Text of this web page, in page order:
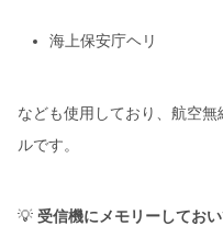
海上保安庁ヘリ
なども使用しており、航空
ルです。
💡 受信機にメモリーしておい